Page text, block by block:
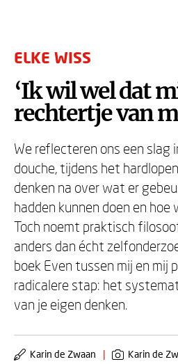
ELKE WISS
‘Ik wil wel dat
rechtertje van
We reflecteren ons een slag
douche, tijdens het
denken na over wat er
hadden kunnen doen en hoe
Toch noemt praktisch
anders dan écht
boek Even tussen mij en mij
radicalere stap: het
van je eigen denken.
Karin de Zwaan | Karin de